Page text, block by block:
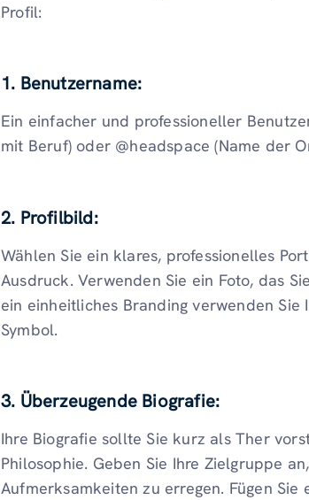
Profil:
1. Benutzername:
Ein einfacher und professioneller
mit Beruf) oder @headspace (Name der
2. Profilbild:
Wählen Sie ein klares, professionelles
Ausdruck. Verwenden Sie ein Foto, das
ein einheitliches Branding verwenden
Symbol.
3. Überzeugende Biografie:
Ihre Biografie sollte Sie kurz als Ther
Philosophie. Geben Sie Ihre Zielgruppe
Aufmerksamkeiten zu erregen. Fügen